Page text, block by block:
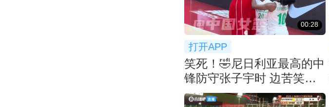
00:28
打开APP
笑死！🤣尼日利亚最高的中
锋防守张子宇时 边苦笑边
弃防